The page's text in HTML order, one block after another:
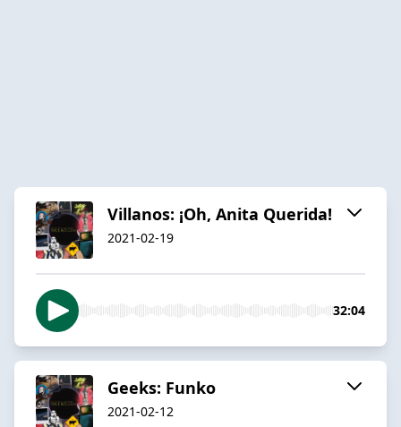
Villanos: ¡Oh, Anita Querida!
2021-02-19
32:04
Geeks: Funko
2021-02-12